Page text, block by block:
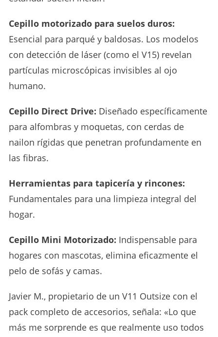
Cepillo motorizado para suelos duros:
Esencial para parqué y baldosas. Los modelos
con detección de láser (como el V15) revelan
partículas microscópicas invisibles al ojo
humano.
Cepillo Direct Drive: Diseñado específicamente
para alfombras y moquetas, con cerdas de
nailon rígidas que penetran profundamente en
las fibras.
Herramientas para tapicería y rincones:
Fundamentales para una limpieza integral del
hogar.
Cepillo Mini Motorizado: Indispensable para
hogares con mascotas, elimina eficazmente el
pelo de sofás y camas.
Javier M., propietario de un V11 Outsize con el
pack completo de accesorios, señala: «Lo que
más me sorprende es que realmente uso todos